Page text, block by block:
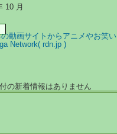
10 月
の新着情報はありません